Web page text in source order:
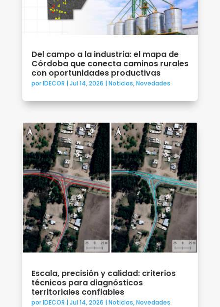
Del campo a la industria: el mapa de
Córdoba que conecta caminos rurales
con oportunidades productivas
porIDECOR | Jul 14, 2026 | Noticias,Novedades
Escala, precisión y calidad: criterios
técnicos para diagnósticos
territoriales confiables
porIDECOR | Jul 14, 2026 | Noticias,Novedades